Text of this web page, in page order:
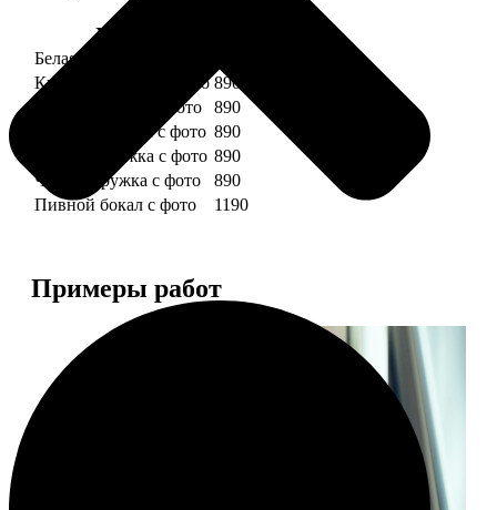
Услуга
Белая кружка с фото
Красная кружка с фото 890
Желтая кружка с фото
890
Зеленая кружка с фото 890
Голубая кружка с фото 890
Черная кружка с фото
890
Пивной бокал с фото
1190
Примеры работ